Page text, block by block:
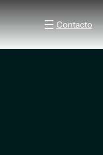
Contacto